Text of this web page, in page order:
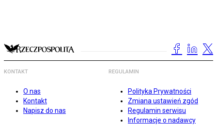
KONTAKT
O nas
Kontakt
Napisz do nas
REGULAMIN
Polityka Prywatności
Zmiana ustawień zgód
Regulamin serwisu
Informacje o nadawcy